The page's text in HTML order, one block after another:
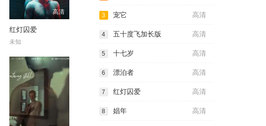
高清
红灯囚爱
未知
高清
3 宠它
高清
4 五十度飞加长版
高清
5 十七岁
高清
6 漂泊者
高清
7 红灯囚爱
高清
8 娼年